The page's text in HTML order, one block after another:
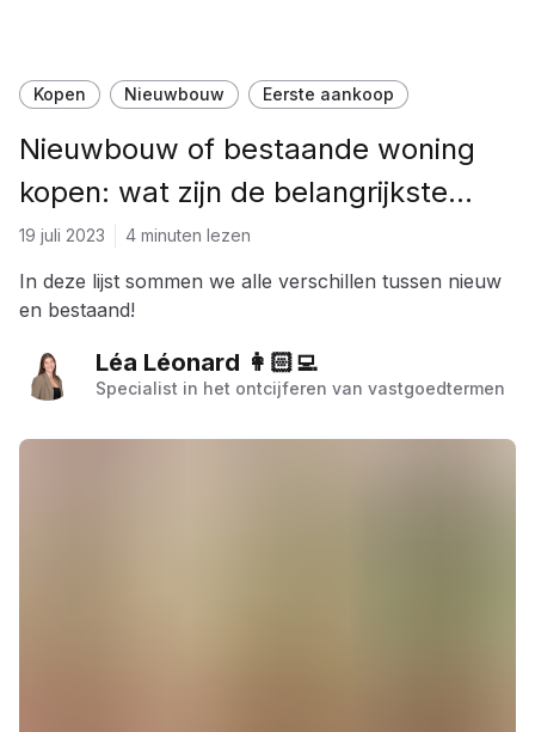
Kopen Nieuwbouw Eerste aankoop
Nieuwbouw of bestaande woning
kopen: wat zijn de belangrijkste
verschillen?
19 juli 2023 4 minuten lezen
In deze lijst sommen we alle verschillen tussen nieuw
en bestaand!
Léa Léonard 👩🏻‍💻
Specialist in het ontcijferen van vastgoedtermen